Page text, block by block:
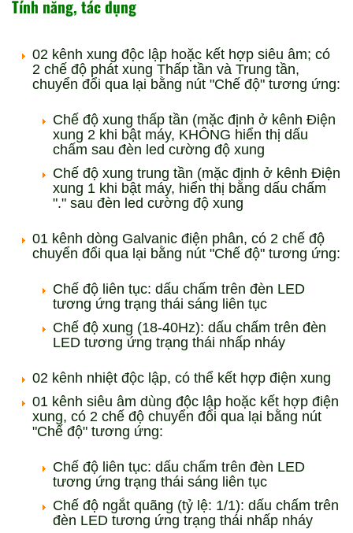
Tính năng, tác dụng
02 kênh xung độc lập hoặc kết hợp siêu âm; có
2 chế độ phát xung Thấp tần và Trung tần,
chuyển đổi qua lại bằng nút "Chế độ" tương ứng:
Chế độ xung thấp tần (mặc định ở kênh Điện
xung 2 khi bật máy, KHÔNG hiển thị dấu
chấm sau đèn led cường độ xung
Chế độ xung trung tần (mặc định ở kênh Điện
xung 1 khi bật máy, hiển thị bằng dấu chấm
"." sau đèn led cường độ xung
01 kênh dòng Galvanic điện phân, có 2 chế độ
chuyển đổi qua lại bằng nút "Chế độ" tương ứng:
Chế độ liên tục: dấu chấm trên đèn LED
tương ứng trạng thái sáng liên tục
Chế độ xung (18-40Hz): dấu chấm trên đèn
LED tương ứng trạng thái nhấp nháy
02 kênh nhiệt độc lập, có thể kết hợp điện xung
01 kênh siêu âm dùng độc lập hoặc kết hợp điện
xung, có 2 chế độ chuyển đổi qua lại bằng nút
"Chế độ" tương ứng:
Chế độ liên tục: dấu chấm trên đèn LED
tương ứng trạng thái sáng liên tục
Chế độ ngắt quãng (tỷ lệ: 1/1): dấu chấm trên
đèn LED tương ứng trạng thái nhấp nháy